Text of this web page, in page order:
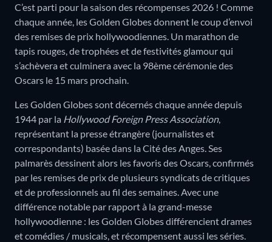
C’est parti pour la saison des récompenses 2026 ! Comme
chaque année, les Golden Globes donnent le coup d’envoi
des remises de prix hollywoodiennes. Un marathon de
tapis rouges, de trophées et de festivités glamour qui
s’achèvera et culminera avec la 98ème cérémonie des
Oscars le 15 mars prochain.
Les Golden Globes sont décernés chaque année depuis
1944 par la Hollywood Foreign Press Association,
représentant la presse étrangère (journalistes et
correspondants) basée dans la Cité des Anges. Ses
palmarès dessinent alors les favoris des Oscars, confirmés
par les remises de prix de plusieurs syndicats de critiques
et de professionnels au fil des semaines. Avec une
différence notable par rapport à la grand-messe
hollywoodienne : les Golden Globes différencient drames
et comédies / musicals, et récompensent aussi les séries.